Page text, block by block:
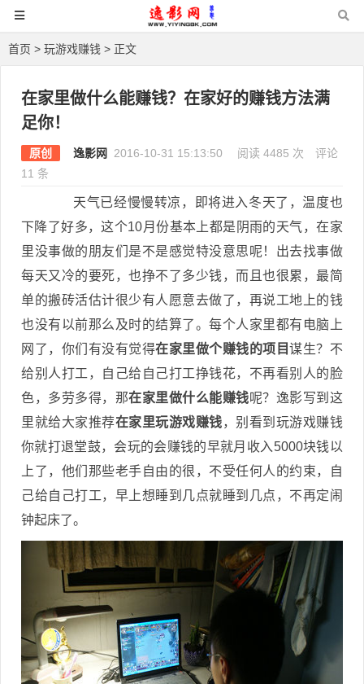
首页 > 玩游戏赚钱 > 正文
在家里做什么能赚钱？在家好的赚钱方法满
足你！
原创 逸影网 2016-10-31 15:13:50 阅读 4485 次
评论
11 条
天气已经慢慢转凉，即将进入冬天了，温度也
下降了好多，这个10月份基本上都是阴雨的天气，在家
里没事做的朋友们是不是感觉特没意思呢！出去找事做
每天又冷的要死，也挣不了多少钱，而且也很累，最简
单的搬砖活估计很少有人愿意去做了，再说工地上的钱
也没有以前那么及时的结算了。每个人家里都有电脑上
网了，你们有没有觉得在家里做个赚钱的项目谋生？不
给别人打工，自己给自己打工挣钱花，不再看别人的脸
色，多劳多得，那在家里做什么能赚钱呢？逸影写到这
里就给大家推荐在家里玩游戏赚钱，别看到玩游戏赚钱
你就打退堂鼓，会玩的会赚钱的早就月收入5000块钱以
上了，他们那些老手自由的很，不受任何人的约束，自
己给自己打工，早上想睡到几点就睡到几点，不再定闹
钟起床了。